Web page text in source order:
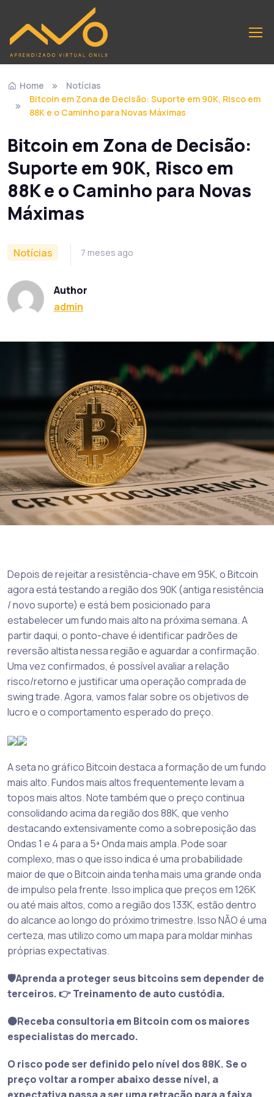
Home
Notícias
Bitcoin em Zona de Decisão: Suporte em 90K, Risco em
88K e o Caminho para Novas Máximas
Bitcoin em Zona de Decisão:
Suporte em 90K, Risco em
88K e o Caminho para Novas
Máximas
Notícias 7 meses ago
Author
admin
Depois de rejeitar a resistência-chave em 95K, o Bitcoin
agora está testando a região dos 90K (antiga resistência
/ novo suporte) e está bem posicionado para
estabelecer um fundo mais alto na próxima semana. A
partir daqui, o ponto-chave é identificar padrões de
reversão altista nessa região e aguardar a confirmação.
Uma vez confirmados, é possível avaliar a relação
risco/retorno e justificar uma operação comprada de
swing trade. Agora, vamos falar sobre os objetivos de
lucro e o comportamento esperado do preço.
A seta no gráfico Bitcoin destaca a formação de um fundo
mais alto. Fundos mais altos frequentemente levam a
topos mais altos. Note também que o preço continua
consolidando acima da região dos 88K, que venho
destacando extensivamente como a sobreposição das
Ondas 1 e 4 para a 5ª Onda mais ampla. Pode soar
complexo, mas o que isso indica é uma probabilidade
maior de que o Bitcoin ainda tenha mais uma grande onda
de impulso pela frente. Isso implica que preços em 126K
ou até mais altos, como a região dos 133K, estão dentro
do alcance ao longo do próximo trimestre. Isso NÃO é uma
certeza, mas utilizo como um mapa para moldar minhas
próprias expectativas.
🛡️Aprenda a proteger seus bitcoins sem depender de
terceiros. 👉 Treinamento de auto custódia.
🟠Receba consultoria em Bitcoin com os maiores
especialistas do mercado.
O risco pode ser definido pelo nível dos 88K. Se o
preço voltar a romper abaixo desse nível, a